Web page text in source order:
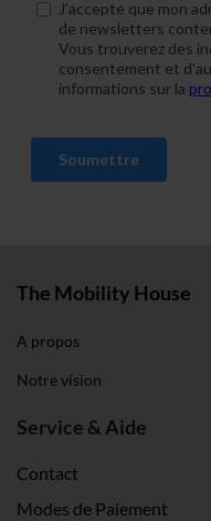
The Mobility House
A propos
Notre vision
Service & Aide
Contact
Modes de Paiement